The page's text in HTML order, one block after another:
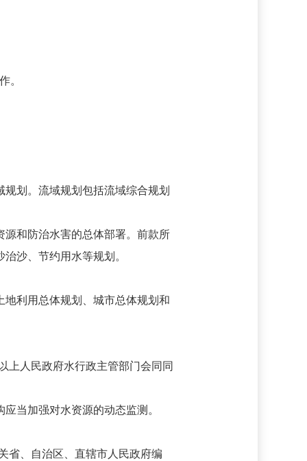
。
划。流域规划包括流域综合规划
和防治水害的总体部署。前款所
沙、节约用水等规划。
利用总体规划、城市总体规划和
人民政府水行政主管部门会同同
当加强对水资源的动态监测。
、自治区、直辖市人民政府编